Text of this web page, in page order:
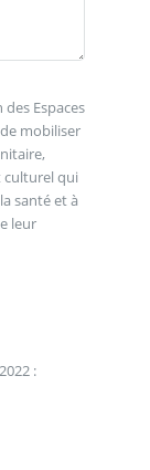
Espaces
mobiliser
culturel qui
santé et à
leur
: